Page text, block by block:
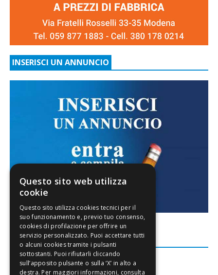
INSERISCI UN ANNUNCIO
FACEBOOK
Questo sito web utilizza
cookie